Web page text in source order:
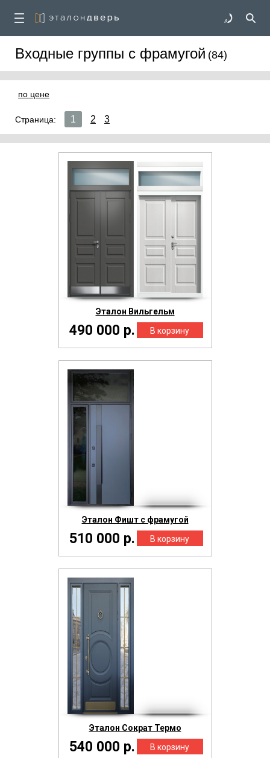
Входные группы с фрамугой (84)
по цене
Страница: 1 2 3
Эталон Вильгельм
490 000 р.
Эталон Фишт с фрамугой
510 000 р.
Эталон Сократ Термо
540 000 р.